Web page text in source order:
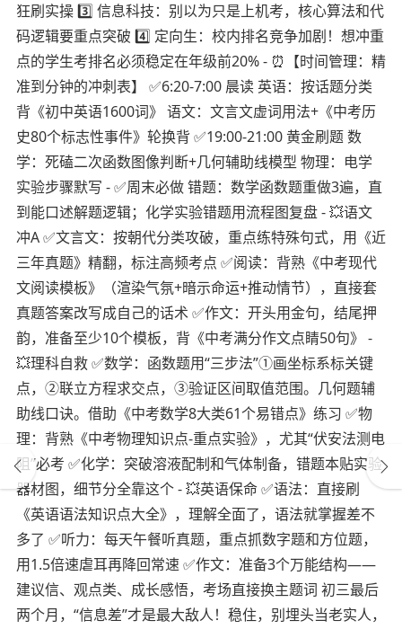
狂刷实操 3️⃣ 信息科技：别以为只是上机考，核心算法和代
码逻辑要重点突破 4️⃣ 定向生：校内排名竞争加剧！想冲重
点的学生考排名必须稳定在年级前20% - ⏰【时间管理：精
准到分钟的冲刺表】 ✅6:20-7:00 晨读 英语：按话题分类
背《初中英语1600词》 语文：文言文虚词用法+《中考历
史80个标志性事件》轮换背 ✅19:00-21:00 黄金刷题 数
学：死磕二次函数图像判断+几何辅助线模型 物理：电学
实验步骤默写 - ✅周末必做 错题：数学函数题重做3遍，直
到能口述解题逻辑；化学实验错题用流程图复盘 - 💥语文
冲A ✅文言文：按朝代分类攻破，重点练特殊句式，用《近
三年真题》精翻，标注高频考点 ✅阅读：背熟《中考现代
文阅读模板》（渲染气氛+暗示命运+推动情节），直接套
真题答案改写成自己的话术 ✅作文：开头用金句，结尾押
韵，准备至少10个模板，背《中考满分作文点睛50句》 -
💥理科自救 ✅数学：函数题用“三步法”①画坐标系标关键
点，②联立方程求交点，③验证区间取值范围。几何题辅
助线口诀。借助《中考数学8大类61个易错点》练习 ✅物
理：背熟《中考物理知识点-重点实验》，尤其“伏安法测电
阻”必考 ✅化学：突破溶液配制和气体制备，错题本贴实验
器材图，细节分全靠这个 - 💥英语保命 ✅语法：直接刷
《英语语法知识点大全》，理解全面了，语法就掌握差不
多了 ✅听力：每天午餐听真题，重点抓数字题和方位题，
用1.5倍速虐耳再降回常速 ✅作文：准备3个万能结构——
建议信、观点类、成长感悟，考场直接换主题词 初三最后
两个月，“信息差”才是最大敌人！稳住，别埋头当老实人，